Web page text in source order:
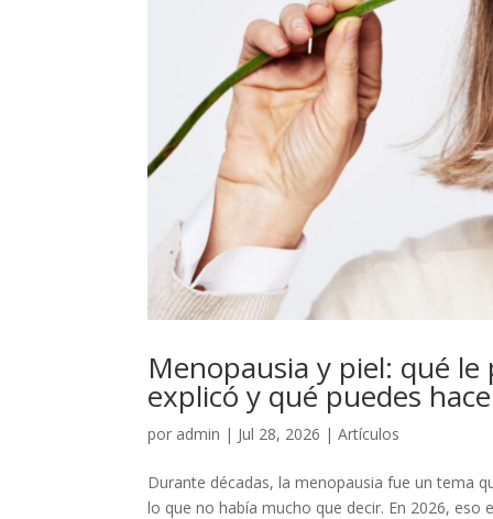
Menopausia y piel: qué
explicó y qué puedes
por admin | Jul 28, 2026 |Artículos
Durante décadas, la menopausia fue un tema
lo que no había mucho que decir. En 2026,